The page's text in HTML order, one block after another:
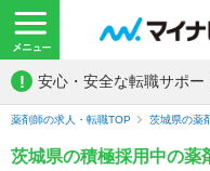
! 安心・安全な転職サポー
薬剤師の求人・転職TOP 茨城県の薬
茨城県の積極採用中の薬